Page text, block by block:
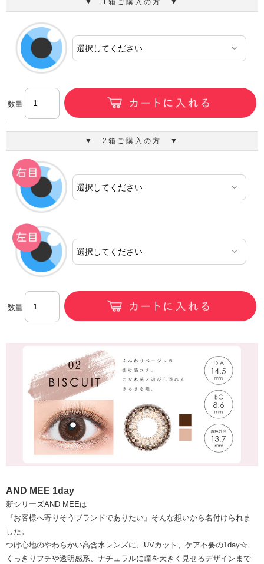
▼ 1箱ご購入の方 ▼
数量
▼ 2箱ご購入の方 ▼
数量
AND MEE 1day
新シリーズAND MEEは
『お客様へ寄りそうブランドでありたい』そんな想いから名付けられま
した。
つけ心地のやわらかい高含水レンズに、UVカット、ケア不要の1day☆
くっきりフチや透明感系、ナチュラルに瞳を大きく見せるデザインまで